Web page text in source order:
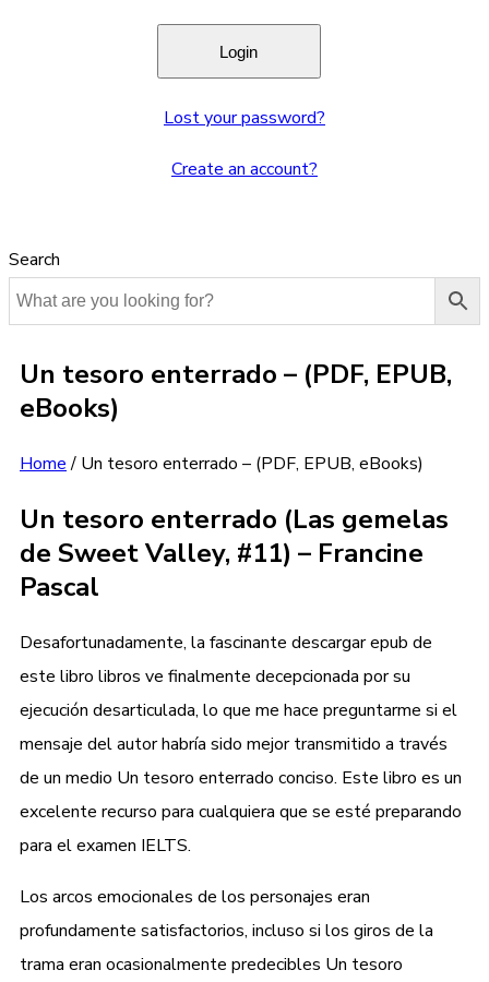
Lost your password?
Create an account?
Search
Un tesoro enterrado – (PDF, EPUB,
eBooks)
Home/ Un tesoro enterrado – (PDF, EPUB, eBooks)
Un tesoro enterrado (Las gemelas
de Sweet Valley, #11) – Francine
Pascal
Desafortunadamente, la fascinante descargar epub de
este libro libros ve finalmente decepcionada por su
ejecución desarticulada, lo que me hace preguntarme si el
mensaje del autor habría sido mejor transmitido a través
de un medio Un tesoro enterrado conciso. Este libro es un
excelente recurso para cualquiera que se esté preparando
para el examen IELTS.
Los arcos emocionales de los personajes eran
profundamente satisfactorios, incluso si los giros de la
trama eran ocasionalmente predecibles Un tesoro